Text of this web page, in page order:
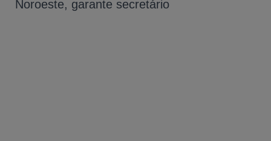
Noroeste, garante secretário